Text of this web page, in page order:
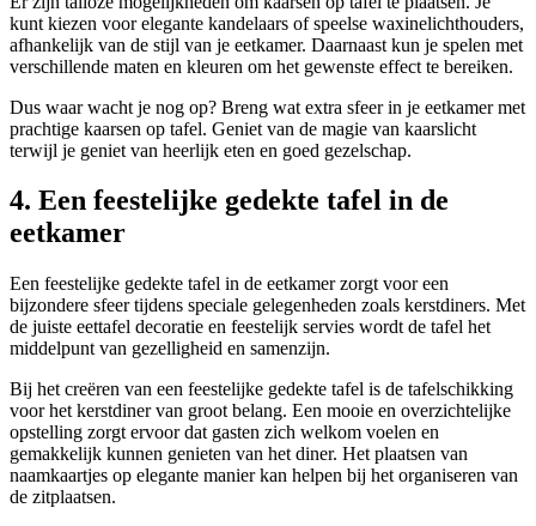
kunt kiezen voor elegante kandelaars of speelse waxinelichthouders,
afhankelijk van de stijl van je eetkamer. Daarnaast kun je spelen met
verschillende maten en kleuren om het gewenste effect te bereiken.
Dus waar wacht je nog op? Breng wat extra sfeer in je eetkamer met
prachtige kaarsen op tafel. Geniet van de magie van kaarslicht
terwijl je geniet van heerlijk eten en goed gezelschap.
4. Een feestelijke gedekte tafel in de
eetkamer
Een feestelijke gedekte tafel in de eetkamer zorgt voor een
bijzondere sfeer tijdens speciale gelegenheden zoals kerstdiners. Met
de juiste eettafel decoratie en feestelijk servies wordt de tafel het
middelpunt van gezelligheid en samenzijn.
Bij het creëren van een feestelijke gedekte tafel is de tafelschikking
voor het kerstdiner van groot belang. Een mooie en overzichtelijke
opstelling zorgt ervoor dat gasten zich welkom voelen en
gemakkelijk kunnen genieten van het diner. Het plaatsen van
naamkaartjes op elegante manier kan helpen bij het organiseren van
de zitplaatsen.